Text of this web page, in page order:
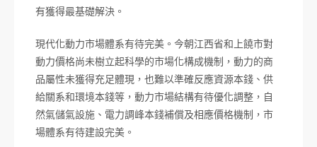
有獲得最基礎解決。
現代化動力市場體系有待完美。今朝江西省和上饒市對
動力價格尚未樹立起科學的市場化構成機制，動力的商
品屬性未獲得充足體現，也難以準確反應資源本錢、供
給關系和環境本錢等，動力市場結構有待優化調整，自
然氣儲氣設施、電力調峰本錢補償及相應價格機制，市
場體系有待建設完美。